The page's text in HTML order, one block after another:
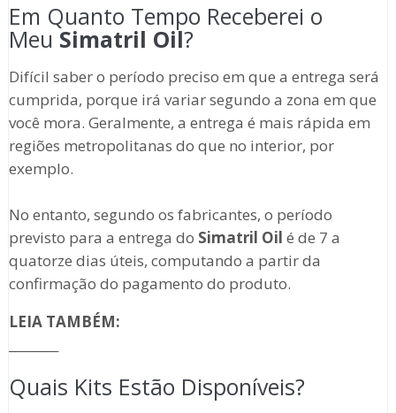
Em Quanto Tempo Receberei o
Meu Simatril Oil?
Difícil saber o período preciso em que a entrega será
cumprida, porque irá variar segundo a zona em que
você mora. Geralmente, a entrega é mais rápida em
regiões metropolitanas do que no interior, por
exemplo.
No entanto, segundo os fabricantes, o período
previsto para a entrega do Simatril Oil é de 7 a
quatorze dias úteis, computando a partir da
confirmação do pagamento do produto.
LEIA TAMBÉM:
Quais Kits Estão Disponíveis?